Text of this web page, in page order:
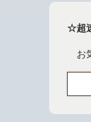
☆超
お